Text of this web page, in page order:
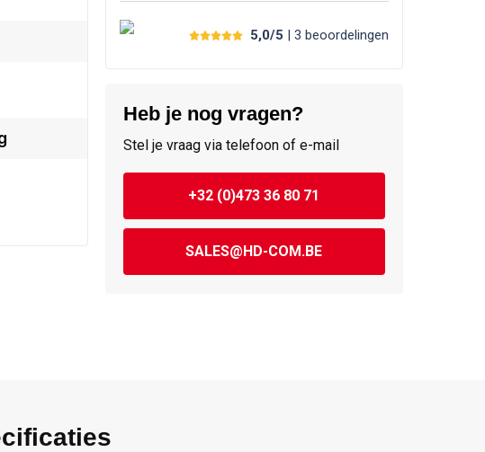
5,0/5 | 3 beoordelingen
Heb je nog vragen?
Stel je vraag via telefoon of e-mail
+32 (0)473 36 80 71
SALES@HD-COM.BE